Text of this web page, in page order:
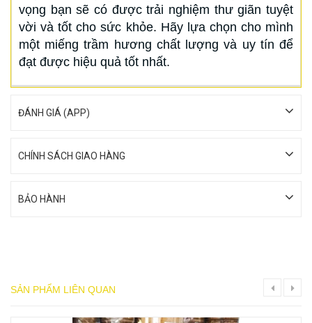
vọng bạn sẽ có được trải nghiệm thư giãn tuyệt
vời và tốt cho sức khỏe. Hãy lựa chọn cho mình
một miếng trầm hương chất lượng và uy tín để
đạt được hiệu quả tốt nhất.
ĐÁNH GIÁ (APP)
CHÍNH SÁCH GIAO HÀNG
BẢO HÀNH
SẢN PHẨM LIÊN QUAN